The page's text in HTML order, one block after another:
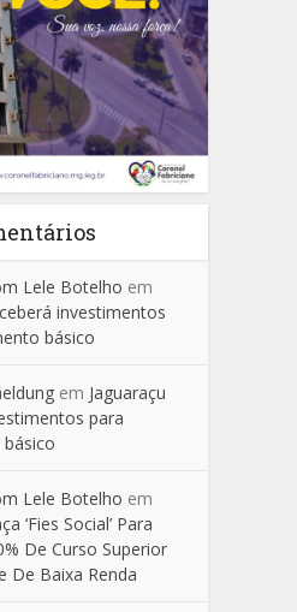
Lele Botelho em
investimentos
básico
em Jaguaraçu
para
Lele Botelho em
‘Fies Social’ Para
De Curso Superior
De Baixa Renda